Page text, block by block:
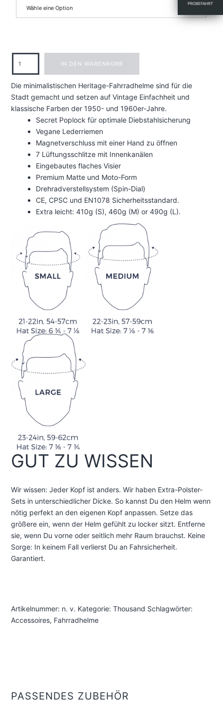
PROBEFAHRT
Wähle eine Option
HERITAGE
BIKE-
&
SKATER-
HELM
COASTAL
BLUE
Menge
IN DEN WARENKORB
Die minimalistischen Heritage-Fahrradhelme sind für die
Stadt gemacht und setzen auf Vintage Einfachheit und
klassische Farben der 1950- und 1960er-Jahre.
Secret Poplock für optimale Diebstahlsicherung
Vegane Lederriemen
Magnetverschluss mit einer Hand zu öffnen
7 Lüftungsschlitze mit Innenkanälen
Eingebautes flaches Visier
Premium Matte und Moto-Form
Drehradverstellsystem (Spin-Dial)
CE, CPSC und EN1078 Sicherheitsstandard.
Extra leicht: 410g (S), 460g (M) or 490g (L).
GUT ZU WISSEN
Wir wissen: Jeder Kopf ist anders. Wir haben Extra-Polster-
Sets in unterschiedlicher Dicke. So kannst Du den Helm wenn
nötig perfekt an den eigenen Kopf anpassen. Setze das
größere ein, wenn der Helm gefühlt zu locker sitzt. Entferne
sie, wenn Du vorne oder seitlich mehr Raum brauchst. Keine
Sorge: In keinem Fall verlierst Du an Fahrsicherheit.
Garantiert.
Artikelnummer: n. v. Kategorie:Thousand Schlagwörter:
Accessoires, Fahrradhelme
PASSENDES ZUBEHÖR